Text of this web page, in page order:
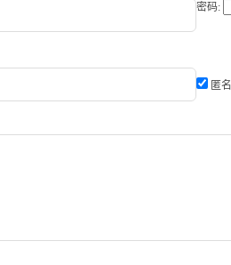
密码:
匿